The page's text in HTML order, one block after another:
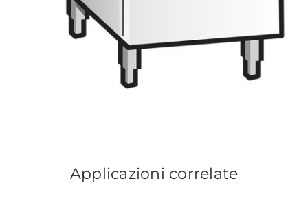
Applicazioni correlate